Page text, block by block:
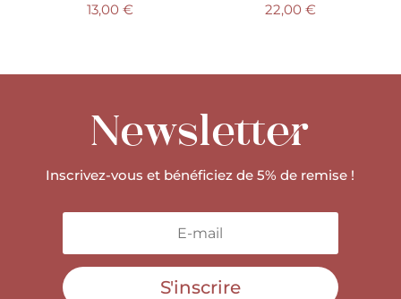
13,00€ 22,00€
Newsletter
Inscrivez-vous et bénéficiez de 5% de remise !
S'inscrire